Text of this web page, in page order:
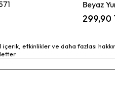
Beyaz
299,90
etkinlikler ve daha fazlası